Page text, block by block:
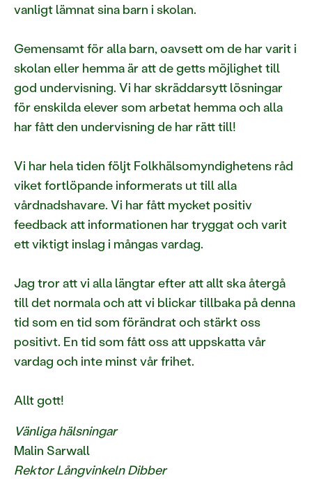
vanligt lämnat sina barn i skolan.
Gemensamt för alla barn, oavsett om de har varit i
skolan eller hemma är att de getts möjlighet till
god undervisning. Vi har skräddarsytt lösningar
för enskilda elever som arbetat hemma och alla
har fått den undervisning de har rätt till!
Vi har hela tiden följt Folkhälsomyndighetens råd
viket fortlöpande informerats ut till alla
vårdnadshavare. Vi har fått mycket positiv
feedback att informationen har tryggat och varit
ett viktigt inslag i mångas vardag.
Jag tror att vi alla längtar efter att allt ska återgå
till det normala och att vi blickar tillbaka på denna
tid som en tid som förändrat och stärkt oss
positivt. En tid som fått oss att uppskatta vår
vardag och inte minst vår frihet.
Allt gott!
Vänliga hälsningar
Malin Sarwall
Rektor Långvinkeln Dibber